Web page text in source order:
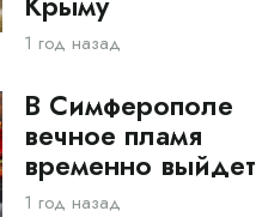
1 год назад
В Симферополе
вечное пламя
временно выйдет
1 год назад